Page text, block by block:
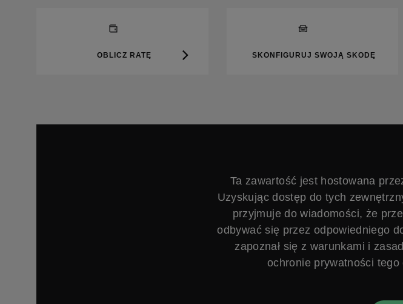
OBLICZ RATĘ SKONFIGURUJ SWOJĄ SKODĘ
Ta zawartość jest hostowana
Uzyskując dostęp do tych
przyjmuje do wiadomości, że
odbywać się przez odpowiedniego
zapoznał się z warunkami i
ochronie prywatności tego